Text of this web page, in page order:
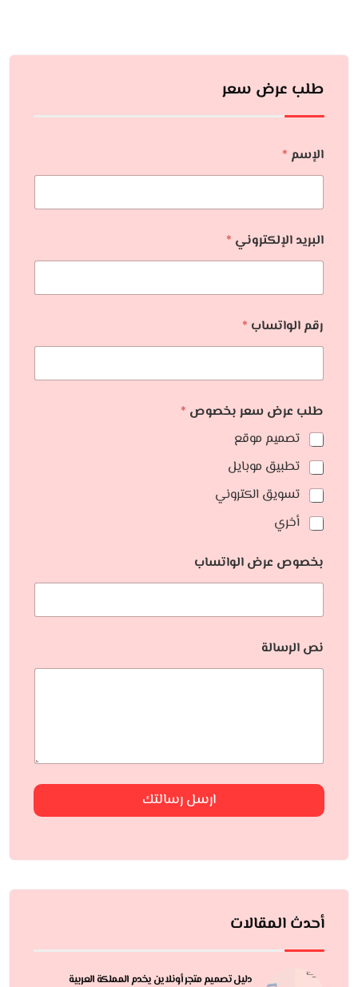
طلب عرض سعر
الإسم *
البريد الإلكتروني *
رقم الواتساب *
طلب عرض سعر بخصوص *
تصميم موقع
تطبيق موبايل
تسويق الكتروني
أخري
بخصوص عرض الواتساب
نص الرسالة
ارسل رسالتك
أحدث المقالات
دليل تصميم متجر أونلاين يخدم المملكة العربية